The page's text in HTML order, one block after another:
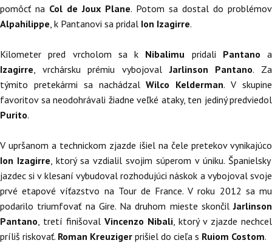
pomôcť na Col de Joux Plane. Potom sa dostal do problémov
Alpahilippe , k Pantanovi sa pridal Ion Izagirre.
Kilometer pred vrcholom sa k Nibalimu pridali Pantano a
Izagirre , vrchársku prémiu vybojovalJarlinson Pantano. Za
týmito pretekármi sa nachádzalWilco Kelderman. V skupine
favoritov sa neodohrávali žiadne veľké ataky, ten jediný predviedol
Purito.
V upršanom a technickom zjazde išiel na čele pretekov vynikajúco
Ion Izagirre , ktorý sa vzdialil svojim súperom v úniku. Španielsky
jazdec si v klesaní vybudoval rozhodujúci náskok a vybojoval svoje
prvé etapové víťazstvo na Tour de France. V roku 2012 sa mu
podarilo triumfovať na Gire. Na druhom mieste skončilJarlinson
Pantano , tretí finišoval Vincenzo Nibali , ktorý v zjazde nechcel
príliš riskovať. Roman Kreuziger prišiel do cieľa s Ruiom Costom.